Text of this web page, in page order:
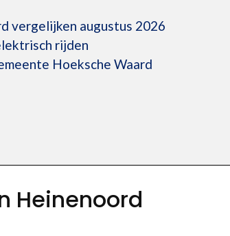
vergelijken augustus 2026
rijden
Hoeksche Waard
Heinenoord